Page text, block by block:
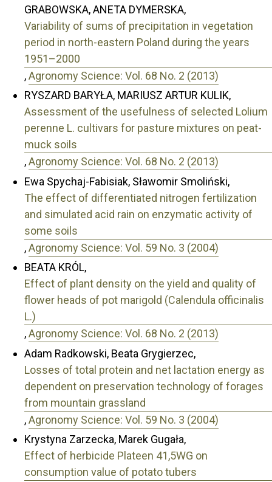
GRABOWSKA, ANETA DYMERSKA,
Variability of sums of precipitation in vegetation
period in north-eastern Poland during the years
1951–2000
,Agronomy Science: Vol. 68 No. 2 (2013)
RYSZARD BARYŁA, MARIUSZ ARTUR KULIK,
Assessment of the usefulness of selected Lolium
perenne L. cultivars for pasture mixtures on peat-
muck soils
,Agronomy Science: Vol. 68 No. 2 (2013)
Ewa Spychaj-Fabisiak, Sławomir Smoliński,
The effect of differentiated nitrogen fertilization
and simulated acid rain on enzymatic activity of
some soils
,Agronomy Science: Vol. 59 No. 3 (2004)
BEATA KRÓL,
Effect of plant density on the yield and quality of
flower heads of pot marigold (Calendula officinalis
L.)
,Agronomy Science: Vol. 68 No. 2 (2013)
Adam Radkowski, Beata Grygierzec,
Losses of total protein and net lactation energy as
dependent on preservation technology of forages
from mountain grassland
,Agronomy Science: Vol. 59 No. 3 (2004)
Krystyna Zarzecka, Marek Gugała,
Effect of herbicide Plateen 41,5WG on
consumption value of potato tubers